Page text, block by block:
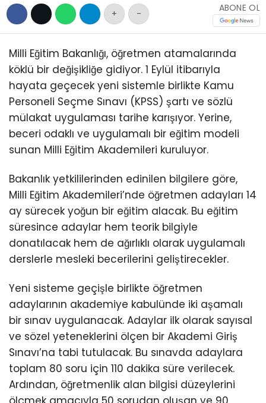
+ -
ABONE OL
Milli Eğitim Bakanlığı, öğretmen atamalarında
köklü bir değişikliğe gidiyor. 1 Eylül itibarıyla
hayata geçecek yeni sistemle birlikte Kamu
Personeli Seçme Sınavı (KPSS) şartı ve sözlü
mülakat uygulaması tarihe karışıyor. Yerine,
beceri odaklı ve uygulamalı bir eğitim modeli
sunan Milli Eğitim Akademileri kuruluyor.
Bakanlık yetkililerinden edinilen bilgilere göre,
Milli Eğitim Akademileri’nde öğretmen adayları 14
ay sürecek yoğun bir eğitim alacak. Bu eğitim
süresince adaylar hem teorik bilgiyle
donatılacak hem de ağırlıklı olarak uygulamalı
derslerle mesleki becerilerini geliştirecekler.
Yeni sisteme geçişle birlikte öğretmen
adaylarının akademiye kabulünde iki aşamalı
bir sınav uygulanacak. Adaylar ilk olarak sayısal
ve sözel yeteneklerini ölçen bir Akademi Giriş
Sınavı’na tabi tutulacak. Bu sınavda adaylara
toplam 80 soru için 110 dakika süre verilecek.
Ardından, öğretmenlik alan bilgisi düzeylerini